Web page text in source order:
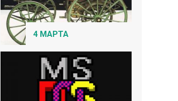
4 МАРТА